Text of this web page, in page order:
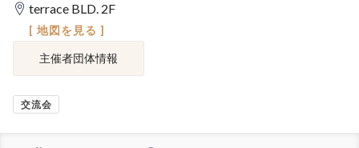
terrace BLD. 2F
[ 地図を見る ]
主催者団体情報
交流会